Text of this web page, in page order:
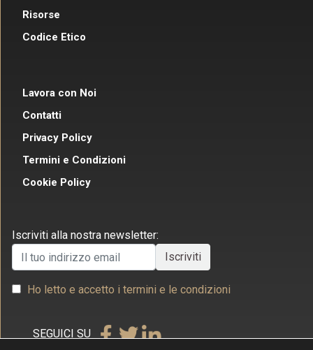
Risorse
Codice Etico
Lavora con Noi
Contatti
Privacy Policy
Termini e Condizioni
Cookie Policy
Iscriviti alla nostra newsletter:
Ho letto e accetto i termini e le condizioni
SEGUICI SU